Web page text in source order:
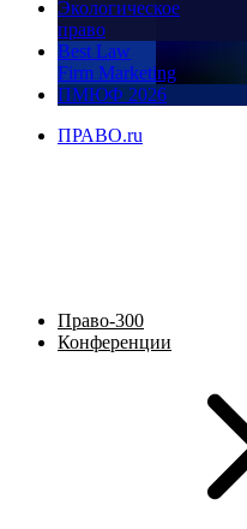
Экологическое
право
Best Law
Firm Marketing
ПМЮФ 2026
ПРАВО.ru
Право-300
Конференции